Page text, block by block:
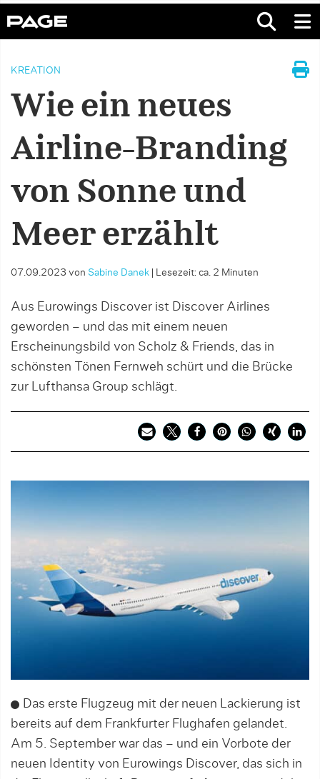
KREATION
Wie ein neues
Airline-Branding
von Sonne und
Meer erzählt
07.09.2023 von Sabine Danek Lesezeit: ca. 2 Minuten
Aus Eurowings Discover ist Discover Airlines
geworden – und das mit einem neuen
Erscheinungsbild von Scholz & Friends, das in
schönsten Tönen Fernweh schürt und die Brücke
zur Lufthansa Group schlägt.
Das erste Flugzeug mit der neuen Lackierung ist
bereits auf dem Frankfurter Flughafen gelandet.
Am 5. September war das – und ein Vorbote der
neuen Identity von Eurowings Discover, das sich in